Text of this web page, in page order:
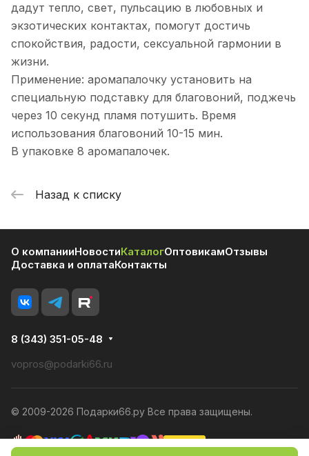
дадут тепло, свет, пульсацию в любовных и
экзотических контактах, помогут достичь
спокойствия, радости, сексуальной гармонии в
жизни.
Применение: аромапалочку установить на
специальную подставку для благовоний, поджечь
через 10 секунд пламя потушить. Время
использования благовоний 10-15 мин.
В упаковке 8 аромапалочек.
Назад к списку
О компанииНовостиКаталогОптовикамОтзывы
Доставка и оплатаКонтакты
8 (343) 351-05-48
vopros@podarki66.ru
© 2009-2026 Подарки66.ру Все права защищены.